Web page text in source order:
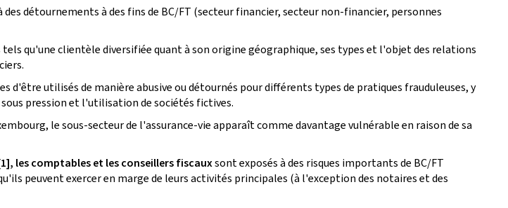
détournements à des fins de BC/FT (secteur financier, secteur non-financier, personnes
tels qu'une clientèle diversifiée quant à son origine géographique, ses types et l'objet des relations
d'être utilisés de manière abusive ou détournés pour différents types de pratiques frauduleuses, y
pression et l'utilisation de sociétés fictives.
le sous-secteur de l'assurance-vie apparaît comme davantage vulnérable en raison de sa
les comptables et les conseillers fiscauxsont exposés à des risques importants de BC/FT
peuvent exercer en marge de leurs activités principales (à l'exception des notaires et des